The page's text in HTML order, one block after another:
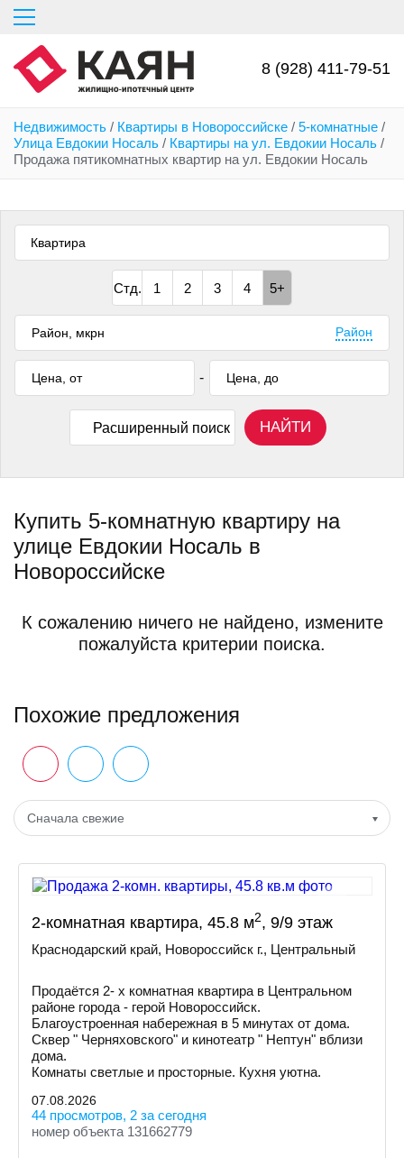
Перейти
основному
содержанию
8 (928) 411-79-51
Недвижимость / Квартиры в Новороссийске / 5-комнатные /
Улица Евдокии Носаль / Квартиры на ул. Евдокии Носаль /
Продажа пятикомнатных квартир на ул. Евдокии Носаль
Квартира
Стд. 1 2 3 4 5+
Район
-
Расширенный поиск НАЙТИ
Купить 5-комнатную квартиру на
улице Евдокии Носаль в
Новороссийске
К сожалению ничего не найдено, измените
пожалуйста критерии поиска.
Похожие предложения
Сначала свежие
2-комнатная квартира, 45.8 м2, 9/9 этаж
Краснодарский край, Новороссийск г., Центральный
Продаётся 2- х комнатная квартира в Центральном
районе города - герой Новороссийск.
Благоустроенная набережная в 5 минутах от дома.
Сквер " Черняховского" и кинотеатр " Нептун" вблизи
дома.
Комнаты светлые и просторные. Кухня уютна.
07.08.2026
44 просмотров, 2 за сегодня
номер объекта 131662779